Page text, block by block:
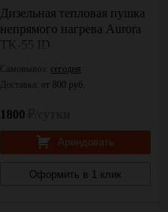
Дизельная тепловая пушка
непрямого нагрева Aurora
TK-55 ID
Самовывоз: сегодня
Доставка: от 800 руб.
1800
Арендовать
Оформить в 1 клик